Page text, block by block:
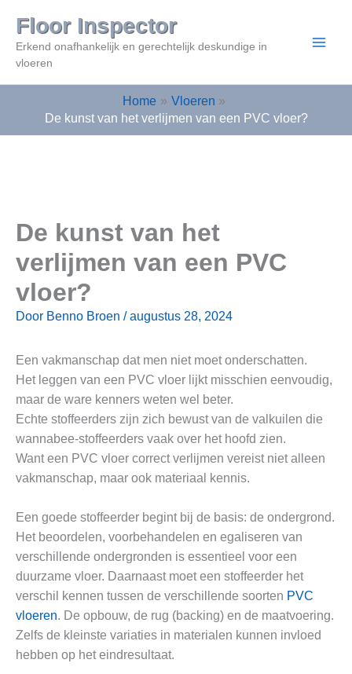
naar
inhoud
Floor Inspector
Erkend onafhankelijk en gerechtelijk deskundige in
vloeren
Home
Vloeren
De kunst van het verlijmen van een PVC vloer?
De kunst van het
verlijmen van een PVC
vloer?
Door Benno Broen /augustus 28, 2024
Een vakmanschap dat men niet moet onderschatten.
Het leggen van een PVC vloer lijkt misschien eenvoudig,
maar de ware kenners weten wel beter.
Echte stoffeerders zijn zich bewust van de valkuilen die
wannabee-stoffeerders vaak over het hoofd zien.
Want een PVC vloer correct verlijmen vereist niet alleen
vakmanschap, maar ook materiaal kennis.
Een goede stoffeerder begint bij de basis: de ondergrond.
Het beoordelen, voorbehandelen en egaliseren van
verschillende ondergronden is essentieel voor een
duurzame vloer. Daarnaast moet een stoffeerder het
verschil kennen tussen de verschillende soorten PVC
vloeren. De opbouw, de rug (backing) en de maatvoering.
Zelfs de kleinste variaties in materialen kunnen invloed
hebben op het eindresultaat.